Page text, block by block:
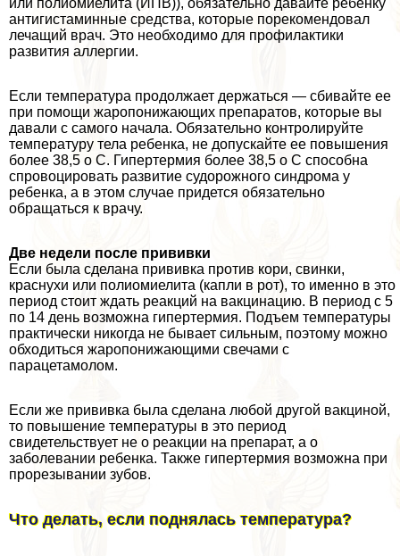
или полиомиелита (ИПВ)), обязательно давайте ребенку
антигистаминные средства, которые порекомендовал
лечащий врач. Это необходимо для профилактики
развития аллергии.
Если температура продолжает держаться — сбивайте ее
при помощи жаропонижающих препаратов, которые вы
давали с самого начала. Обязательно контролируйте
температуру тела ребенка, не допускайте ее повышения
более 38,5 o С. Гипертермия более 38,5 o С способна
спровоцировать развитие судорожного синдрома у
ребенка, а в этом случае придется обязательно
обращаться к врачу.
Две недели после прививки
Если была сделана прививка против кори, свинки,
краснухи или полиомиелита (капли в рот), то именно в это
период стоит ждать реакций на вакцинацию. В период с 5
по 14 день возможна гипертермия. Подъем температуры
пpaктически никогда не бывает сильным, поэтому можно
обходиться жаропонижающими свечами с
парацетамолом.
Если же прививка была сделана любой другой вакциной,
то повышение температуры в это период
свидетельствует не о реакции на препарат, а о
заболевании ребенка. Также гипертермия возможна при
прорезывании зубов.
Что делать, если поднялась температура?